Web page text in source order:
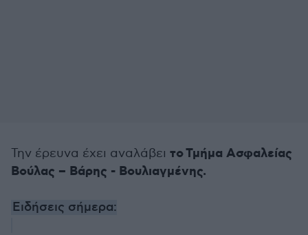
Την έρευνα έχει αναλάβει το Τμήμα Ασφαλείας
Βούλας – Βάρης - Βουλιαγμένης.
Ειδήσεις σήμερα: